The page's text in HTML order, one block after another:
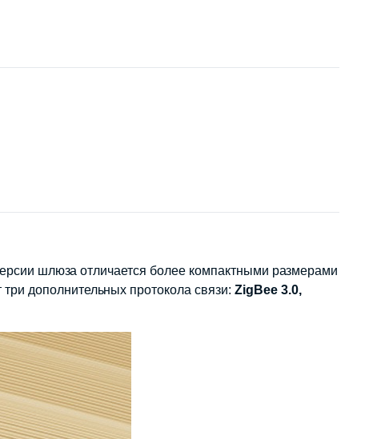
шлюза отличается более компактными размерами
дополнительных протокола связи: ZigBee 3.0,